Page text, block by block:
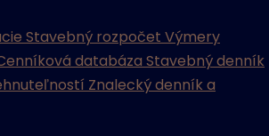
Stavebný rozpočet Výmery
databáza Stavebný denník
Znalecký denník a